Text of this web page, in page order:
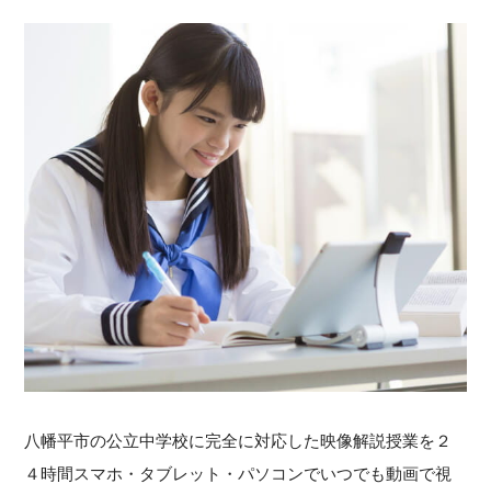
八幡平市の公立中学校に完全に対応した映像解説授業を２
４時間スマホ・タブレット・パソコンでいつでも動画で視